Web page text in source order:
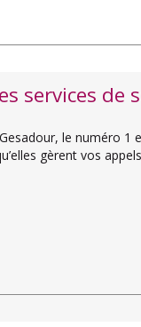
services
le numéro
gèrent vos